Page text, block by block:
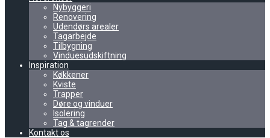
Nybyggeri
Renovering
Udendørs arealer
Tagarbejde
Tilbygning
Vinduesudskiftning
Inspiration
Køkkener
Kviste
Trapper
Døre og vinduer
Isolering
Tag & tagrender
Kontakt os